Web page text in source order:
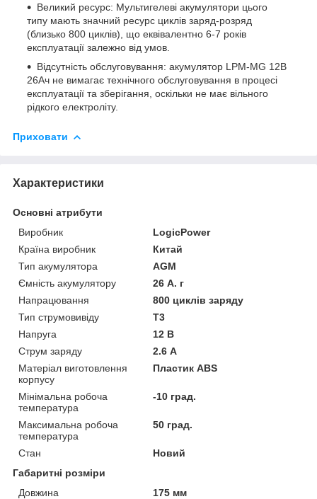
Великий ресурс: Мультигелеві акумулятори цього
типу мають значний ресурс циклів заряд-розряд
(близько 800 циклів), що еквівалентно 6-7 років
експлуатації залежно від умов.
Відсутність обслуговування: акумулятор LPM-MG 12В
26Ач не вимагає технічного обслуговування в процесі
експлуатації та зберігання, оскільки не має вільного
рідкого електроліту.
Приховати
Характеристики
Основні атрибути
Виробник
LogicPower
Країна виробник
Китай
Тип акумулятора
AGM
Ємність акумулятору
26 А. г
Напрацювання
800 циклів заряду
Тип струмовивіду
T3
Напруга
12 В
Струм заряду
2.6 А
Матеріал виготовлення
корпусу
Пластик ABS
Мінімальна робоча
температура
-10 град.
Максимальна робоча
температура
50 град.
Стан
Новий
Габаритні розміри
Довжина
175 мм